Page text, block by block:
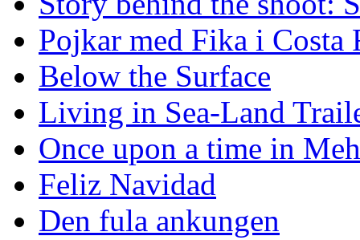
Pojkar med Fika i Costa
Below the Surface
Living in Sea-Land
Once upon a time in
Feliz Navidad
Den fula ankungen